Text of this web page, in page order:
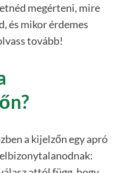
megérteni, mire
és mikor érdemes
tovább!
a kijelzőn egy apró